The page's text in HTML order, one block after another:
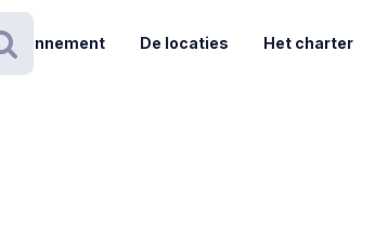
Zoeken
Abonnement De locaties Het charter